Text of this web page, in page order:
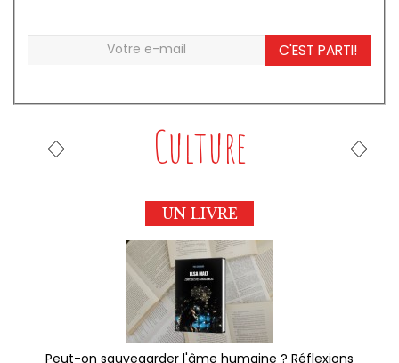
C'EST PARTI!
Culture
UN LIVRE
Peut-on sauvegarder l'âme humaine ? Réflexions